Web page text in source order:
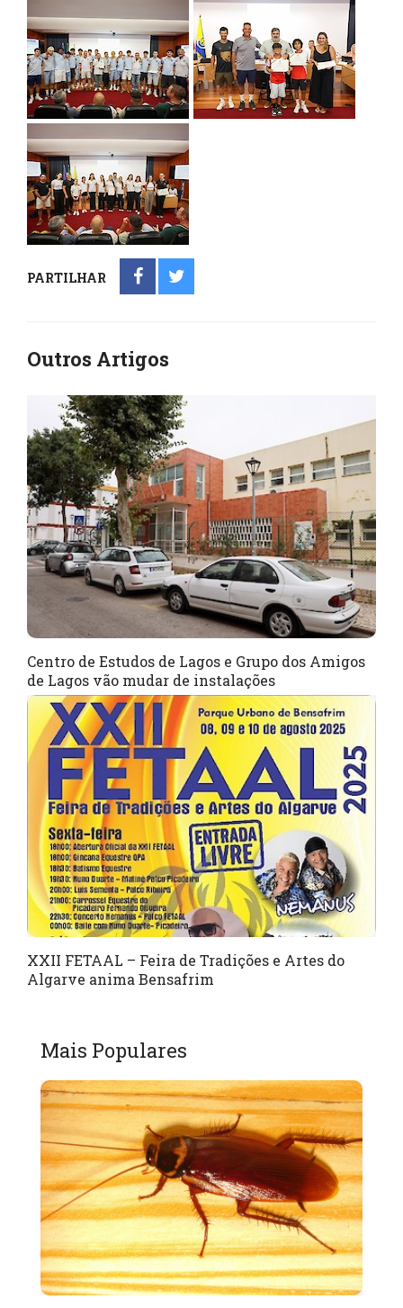
PARTILHAR
Outros Artigos
Centro de Estudos de Lagos e Grupo dos Amigos
de Lagos vão mudar de instalações
XXII FETAAL – Feira de Tradições e Artes do
Algarve anima Bensafrim
Mais Populares